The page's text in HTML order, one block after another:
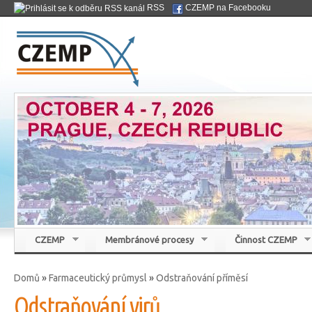
RSS CZEMP na Facebooku
CZEMP Membránové procesy Činnost CZEMP
Jste zde
Domů »Farmaceutický průmysl »Odstraňování příměsí
Odstraňování virů